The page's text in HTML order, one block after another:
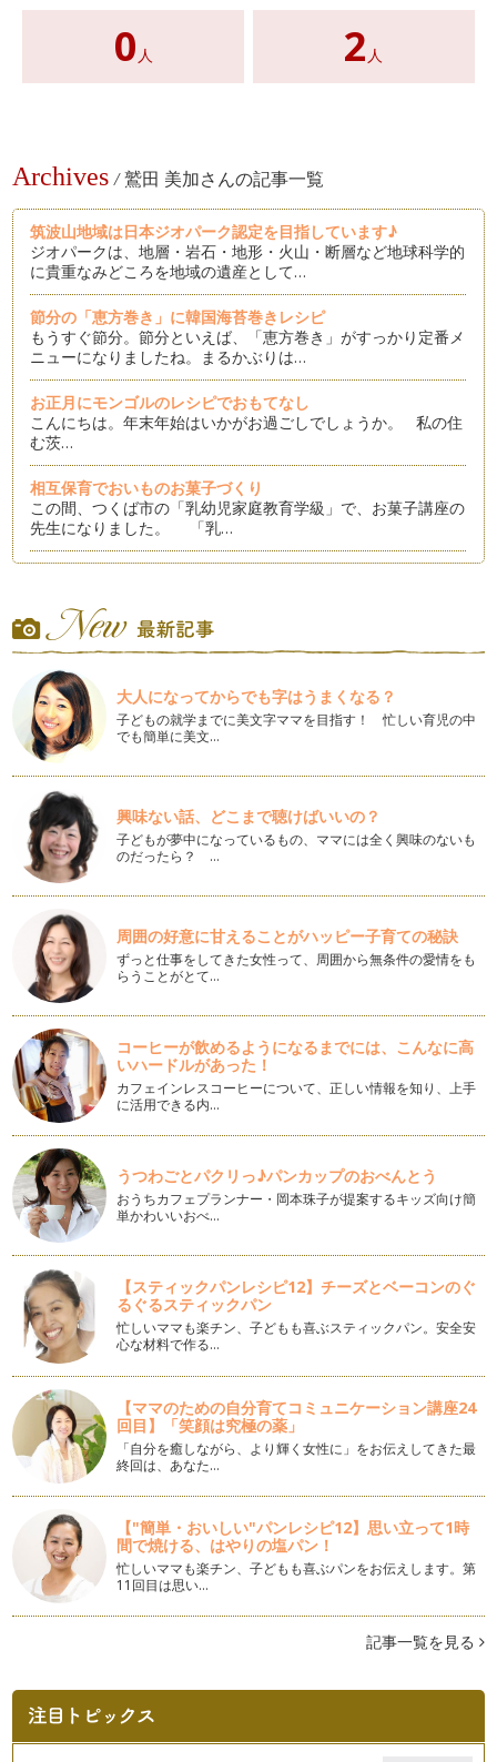
0 人 2 人
Archives / 鷲田 美加さんの記事一覧
筑波山地域は日本ジオパーク認定を目指しています♪
ジオパークは、地層・岩石・地形・火山・断層など地球科学的
に貴重なみどころを地域の遺産として…
節分の「恵方巻き」に韓国海苔巻きレシピ
もうすぐ節分。節分といえば、「恵方巻き」がすっかり定番メ
ニューになりましたね。まるかぶりは…
お正月にモンゴルのレシピでおもてなし
こんにちは。年末年始はいかがお過ごしでしょうか。 私の住
む茨…
相互保育でおいものお菓子づくり
この間、つくば市の「乳幼児家庭教育学級」で、お菓子講座の
先生になりました。 「乳…
日」が開催されます。10月1日（火…
つくば市の小中一貫教育は？
こんにちは。今回は筑波研究学園都市の最新教育事情をお届け
します。茨城県つくば市では、市内の…
～混ぜると楽しい～スライムづくりと色水遊び
残暑お見舞い申し上げます。まだまだ暑い毎日、みなさんはい
かがお過ごしですか？ 今回は、…
あいさつは相手の名前も
暑中お見舞い申し上げます。私ごとですが、昨年12月から、
つくば市教育委員を務めることになり…
お手伝いは子どもの成長に「いいね！」
ご存じでしたか？ 文部科学省の調査によると、今、約80％
の子育てパパ・ママが「家庭の教育力…
ゆるキャラからみた子どもたち
こんにちは。気候がよくなり、野外イベントも多くなるこのご
ろですが、みなさんはいかがお過ごし…
感動の卒業式・入学式
みなさんこんにちは。新年度になりましたね。お子さんがご入
園、ご入学の方は本当におめでとうご…
「パンの街つくば」～子育てママが行きたいパン屋さん～
筑波研究学園都市は、大学や研究所で働く外国人が多くお仕事
で海外に住んでいらした方も多いので…
モンゴルの健康ジュース、チャチャルのお店「MON」
最近、つくば市にモンゴル国のアンテナショップMONができ
て、ファンが急増中です。モンゴル国…
バレンタインデーに化石チョコレートor手作りたこやきチョコ
レート？
みなさまこんにちは。今年もよろしくお願いいたします。 も
うす…
子どもが作るシュークリーム
娘がプチシュークリームを作る！というので、さっそく家で作
りました。まずはレシピから&hel…
我が家のモロヘイヤカレー
まだまだ暑さが続く夏、いかがお過ごしですか。 さて、我が
家の…
子どもの話を聞けないとき
親子のコミュニケーションは、子どもの成長に欠かせません。
マンディ（水浴び）と水遊びの夏！
いよいよ夏本番。今年の夏、みなさんはどんな風に過ごされま
すか？ …
大人になってからでも字はうまくなる？
子どもの就学までに美文字ママを目指す！ 忙しい育児の中
でも簡単に美文…
興味ない話、どこまで聴けばいいの？
子どもが夢中になっているもの、ママには全く興味のないも
のだったら？ …
周囲の好意に甘えることがハッピー子育ての秘訣
ずっと仕事をしてきた女性って、周囲から無条件の愛情をも
らうことがとて…
コーヒーが飲めるようになるまでには、こんなに高
いハードルがあった！
カフェインレスコーヒーについて、正しい情報を知り、上手
に活用できる内…
うつわごとパクリっ♪パンカップのおべんとう
おうちカフェプランナー・岡本珠子が提案するキッズ向け簡
単かわいいおべ…
【スティックパンレシピ12】チーズとベーコンのぐ
るぐるスティックパン
忙しいママも楽チン、子どもも喜ぶスティックパン。安全安
心な材料で作る…
【ママのための自分育てコミュニケーション講座24
回目】「笑顔は究極の薬」
「自分を癒しながら、より輝く女性に」をお伝えしてきた最
終回は、あなた…
【"簡単・おいしい"パンレシピ12】思い立って1時
間で焼ける、はやりの塩パン！
忙しいママも楽チン、子どもも喜ぶパンをお伝えします。第
11回目は思い…
記事一覧を見る